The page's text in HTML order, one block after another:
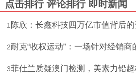
点击排行 评论排行 即时新闻
1陈欣：长鑫科技四万亿市值背后
2耐克“收权运动”：一场针对经销
3菲仕兰质疑澳门检测，美素力铅